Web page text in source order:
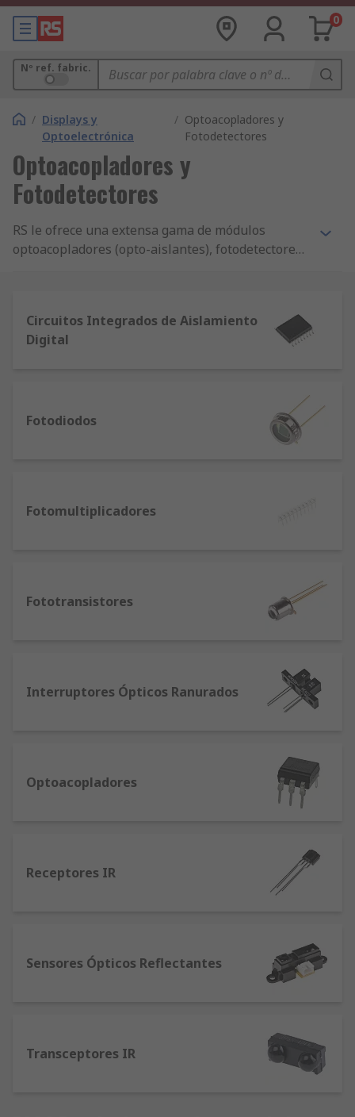
0
Nº ref. fabric.
/ Displays y
Optoelectrónica
/ Optoacopladores y
Fotodetectores
Optoacopladores y
Fotodetectores
RS le ofrece una extensa gama de módulos
optoacopladores (opto-aislantes), fotodetectores
Circuitos Integrados de Aislamiento
Digital
Fotodiodos
Fotomultiplicadores
Fototransistores
Interruptores Ópticos Ranurados
Optoacopladores
Receptores IR
Sensores Ópticos Reflectantes
Transceptores IR